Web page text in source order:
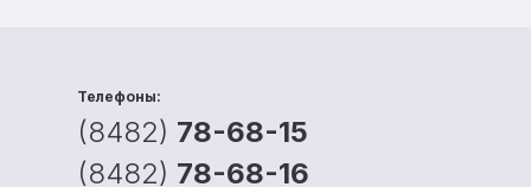
Телефоны:
(8482) 78-68-15
(8482) 78-68-16